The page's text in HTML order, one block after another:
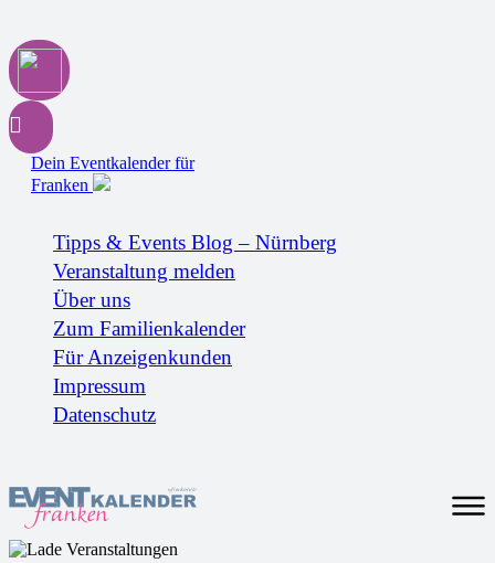
Dein Eventkalender für
Franken
Tipps & Events Blog – Nürnberg
Veranstaltung melden
Über uns
Zum Familienkalender
Für Anzeigenkunden
Impressum
Datenschutz